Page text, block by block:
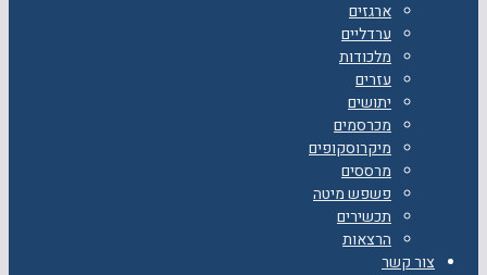
ארגזים
ערדליים
מלכודות
עזרים
יתושים
מכרסמים
מיקרוסקופים
מרססים
פשפש מיטה
תכשירים
הרצאות
צור קשר